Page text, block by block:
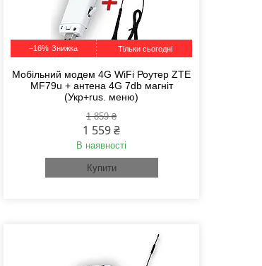
–16% Тільки сьогодні
Мобільний модем 4G WiFi Роутер ZTE
MF79u + антена 4G 7db магніт
(Укр+rus. меню)
1 859 ₴
1 559 ₴
В наявності
Купити